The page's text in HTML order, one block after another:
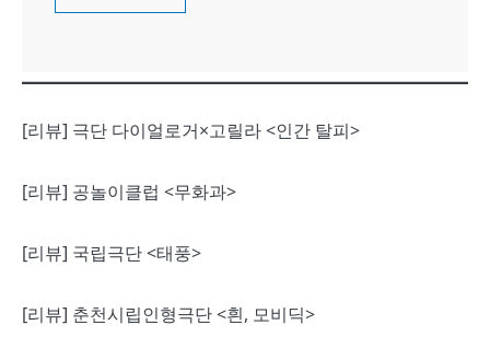
[리뷰] 극단 다이얼로거×고릴라 <인간 탈피>
[리뷰] 공놀이클럽 <무화과>
[리뷰] 국립극단 <태풍>
[리뷰] 춘천시립인형극단 <흰, 모비딕>